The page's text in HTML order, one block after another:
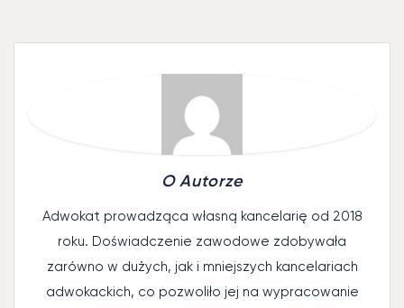
O Autorze
Adwokat prowadząca własną kancelarię od 2018
roku. Doświadczenie zawodowe zdobywała
zarówno w dużych, jak i mniejszych kancelariach
adwokackich, co pozwoliło jej na wypracowanie